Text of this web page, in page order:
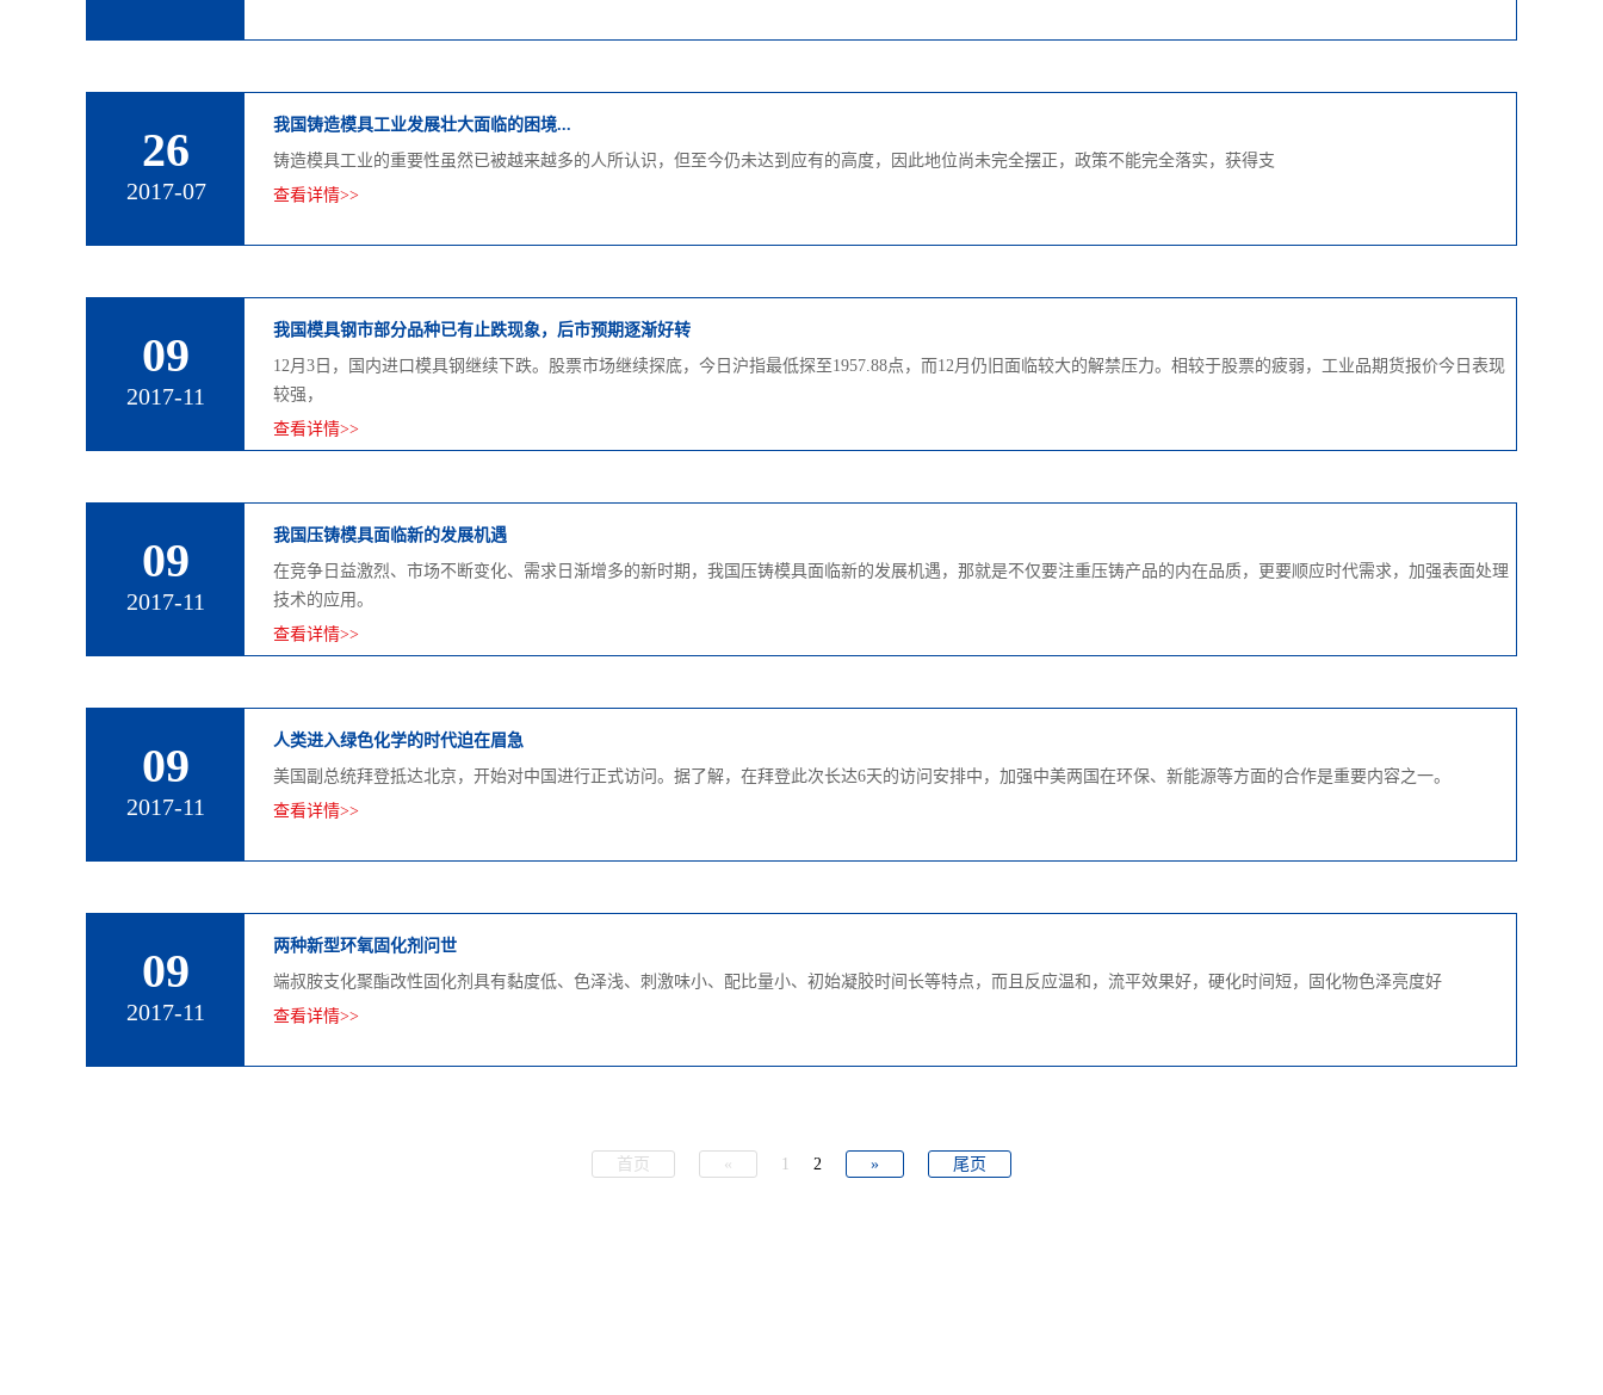
26
2017-07
我国铸造模具工业发展壮大面临的困境...
铸造模具工业的重要性虽然已被越来越多的人所认识，但至今仍未达到应有的高度，因此地位尚未完全摆正，政策不能完全落实，获得支
查看详情>>
09
2017-11
我国模具钢市部分品种已有止跌现象，后市预期逐渐好转
12月3日，国内进口模具钢继续下跌。股票市场继续探底，今日沪指最低探至1957.88点，而12月仍旧面临较大的解禁压力。相较于股票的疲弱，工业品期货报价今日表现
较强，
查看详情>>
09
2017-11
我国压铸模具面临新的发展机遇
在竞争日益激烈、市场不断变化、需求日渐增多的新时期，我国压铸模具面临新的发展机遇，那就是不仅要注重压铸产品的内在品质，更要顺应时代需求，加强表面处理
技术的应用。
查看详情>>
09
2017-11
人类进入绿色化学的时代迫在眉急
美国副总统拜登抵达北京，开始对中国进行正式访问。据了解，在拜登此次长达6天的访问安排中，加强中美两国在环保、新能源等方面的合作是重要内容之一。
查看详情>>
09
2017-11
两种新型环氧固化剂问世
端叔胺支化聚酯改性固化剂具有黏度低、色泽浅、刺激味小、配比量小、初始凝胶时间长等特点，而且反应温和，流平效果好，硬化时间短，固化物色泽亮度好
查看详情>>
首页 « 1 2 » 尾页